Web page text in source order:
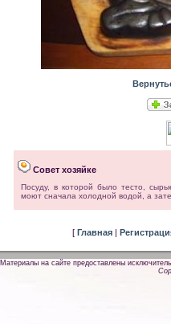
Совет хозяйке
Посуду, в которой было тесто,
моют сначала холодной водой, а
[ Главная |
Материалы на сайте предоставлены